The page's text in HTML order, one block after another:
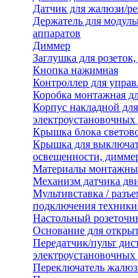
Датчик для жалюзи/
Держатель для
аппаратов
Диммер
Заглушка для
Кнопка нажимная
Контроллер для
Коробка монтажная
Корпус накладной
электроустановочных
Крышка блока
Крышка для
освещенности,
Материалы
Механизм датчика
Мультивставка /
подключения техники
Настольный
Основание для
Передатчик/пульт
электроустановочных
Переключатель